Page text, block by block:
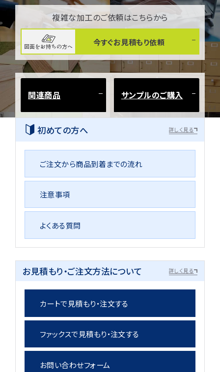
複雑な加工のご依頼はこちらから
図面をお持ちの方へ 今すぐお見積もり依頼
関連商品 サンプルのご購入
初めての方へ 詳しく見る
ご注文から商品到着までの流れ
注意事項
よくある質問
お見積もり・ご注文方法について 詳しく見る
カートで見積もり・注文する
ファックスで見積もり・注文する
お問い合わせフォーム